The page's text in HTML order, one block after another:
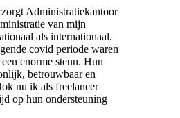
Administratiekantoor
van mijn
als internationaal.
covid periode waren
enorme steun. Hun
betrouwbaar en
nu ik als freelancer
op hun ondersteuning